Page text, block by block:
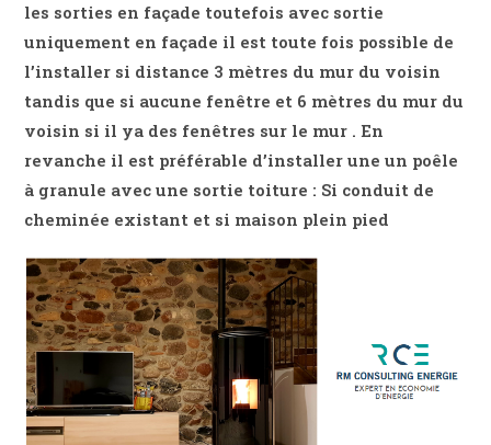
les sorties en façade toutefois avec sortie
uniquement en façade il est toute fois possible de
l’installer si distance 3 mètres du mur du voisin
tandis que si aucune fenêtre et 6 mètres du mur du
voisin si il ya des fenêtres sur le mur . En
revanche il est préférable d’installer une un poêle
à granule avec une sortie toiture : Si conduit de
cheminée existant et si maison plein pied